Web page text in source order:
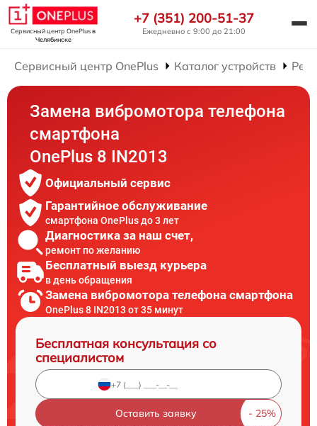
Сервисный центр OnePlusв
Челябинске
+7 (351) 200-51-37
Ежедневно с 9:00 до 21:00
Сервисный центр OnePlus Каталог устройств
Замена вибромотора телефона
смартфона
OnePlus 8 IN2013
Официальный сервис
Гарантийное обслуживание
смартфона OnePlus до 3 лет
Диагностика за наш счет,
ремонт по желанию
Бесплатный выезд курьера
в день обращения
Замена вибромотора телефона смартфона
OnePlus 8 IN2013 от 35 минут
Бесплатная консультация со
специалистом
Оставить заявку